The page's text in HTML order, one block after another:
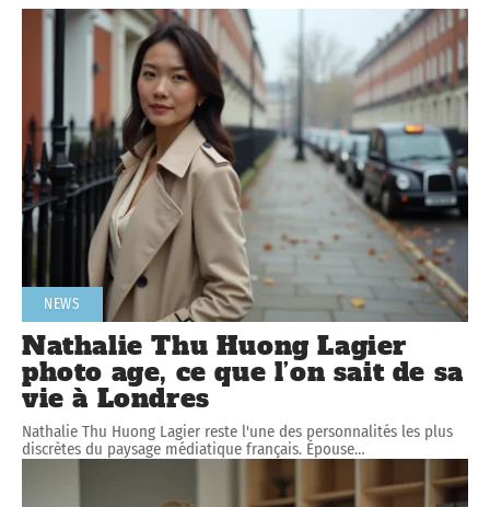
NEWS
Nathalie Thu Huong Lagier
photo age, ce que l’on sait de sa
vie à Londres
Nathalie Thu Huong Lagier reste l'une des personnalités les plus
discrètes du paysage médiatique français. Épouse…